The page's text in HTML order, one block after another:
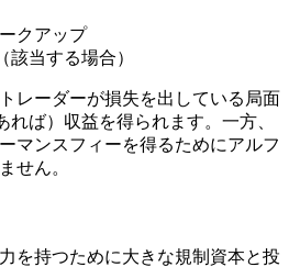
クアップ
該当する場合）
レーダーが損失を出している局面
ば）収益を得られます。一方、
マンスフィーを得るためにアルフ
せん。
を持つために大きな規制資本と投